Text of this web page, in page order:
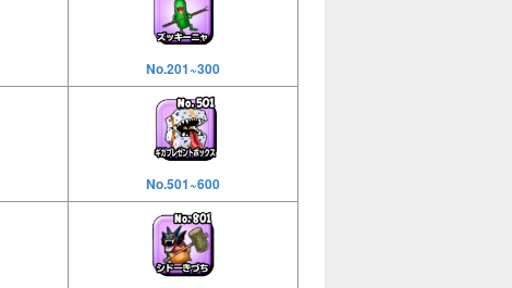
No.201~300
No.501~600